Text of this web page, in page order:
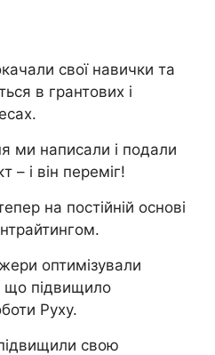
свої навички та
в грантових і
ми написали і подали
– і він переміг!
на постійній основі
оптимізували
що підвищило
Руху.
свою